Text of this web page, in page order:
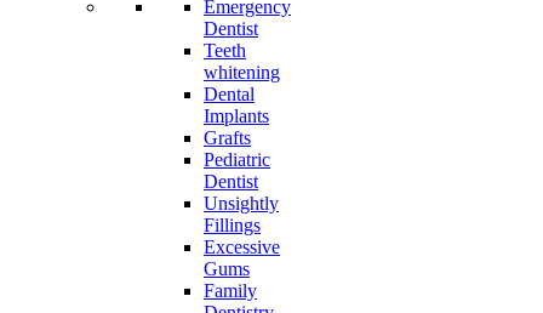
Emergency
Dentist
Teeth
whitening
Dental
Implants
Grafts
Pediatric
Dentist
Unsightly
Fillings
Excessive
Gums
Family